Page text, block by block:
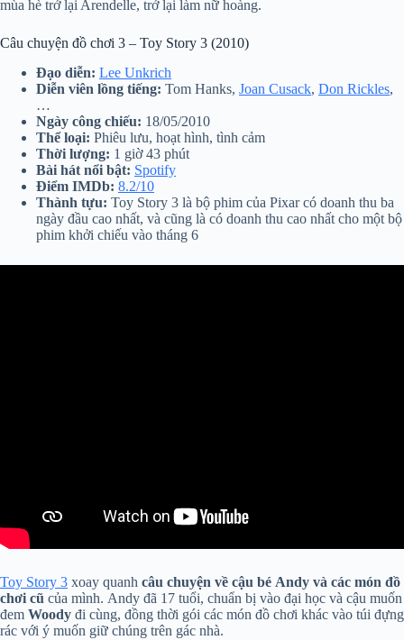
mùa hè trở lại Arendelle, trở lại làm nữ hoàng.
Câu chuyện đồ chơi 3 – Toy Story 3 (2010)
Đạo diễn: Lee Unkrich
Diễn viên lồng tiếng: Tom Hanks, Joan Cusack, Don Rickles,
…
Ngày công chiếu: 18/05/2010
Thể loại: Phiêu lưu, hoạt hình, tình cảm
Thời lượng: 1 giờ 43 phút
Bài hát nổi bật: Spotify
Điểm IMDb: 8.2/10
Thành tựu: Toy Story 3 là bộ phim của Pixar có doanh thu ba
ngày đầu cao nhất, và cũng là có doanh thu cao nhất cho một bộ
phim khởi chiếu vào tháng 6
Toy Story 3 xoay quanh câu chuyện về cậu bé Andy và các món đồ
chơi cũ của mình. Andy đã 17 tuổi, chuẩn bị vào đại học và cậu muốn
đem Woody đi cùng, đồng thời gói các món đồ chơi khác vào túi đựng
rác với ý muốn giữ chúng trên gác nhà.